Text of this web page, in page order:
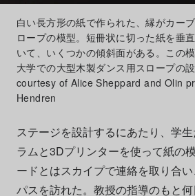
白い長方形の紙で作られた、縁がカー
ロープの模型。短冊状に切った紙を垂
いて、いくつかの傾斜面がある。この
大学での大型木製ダンス用スロープの
courtesy of Alice Sheppard and Olin
Hendren
ステージを設計するにあたり、学
ラムと3Dプリンターを使って紙の
ードとはスカイプで連絡を取り合
パスを訪れた。教授の指導のもと